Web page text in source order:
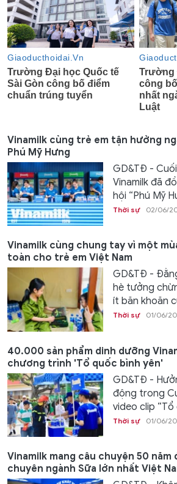
Vinamilk cùng trẻ em tận hưởng
Phú Mỹ Hưng
GD&TĐ -
Vinamilk đã
hội “Phú Mỹ
Thời sự 02/06/
Vinamilk cùng chung tay vì một
toàn cho trẻ em Việt Nam
GD&TĐ -
hè tưởng
ít băn khoăn
Thời sự 01/06/
40.000 sản phẩm dinh dưỡng
chương trình 'Tổ quốc bình yên'
GD&TĐ -
động trong
video clip “Tổ
Thời sự 01/06/
Vinamilk mang câu chuyện 50 năm
chuyên ngành Sữa lớn nhất Việt